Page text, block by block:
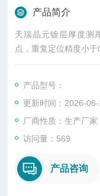
产品简介
天瑞晶元镀层厚度测
点，重复定位精度小于
产品型号：
更新时间：2026-06-
厂商性质：生产厂家
访问量：569
产品咨询